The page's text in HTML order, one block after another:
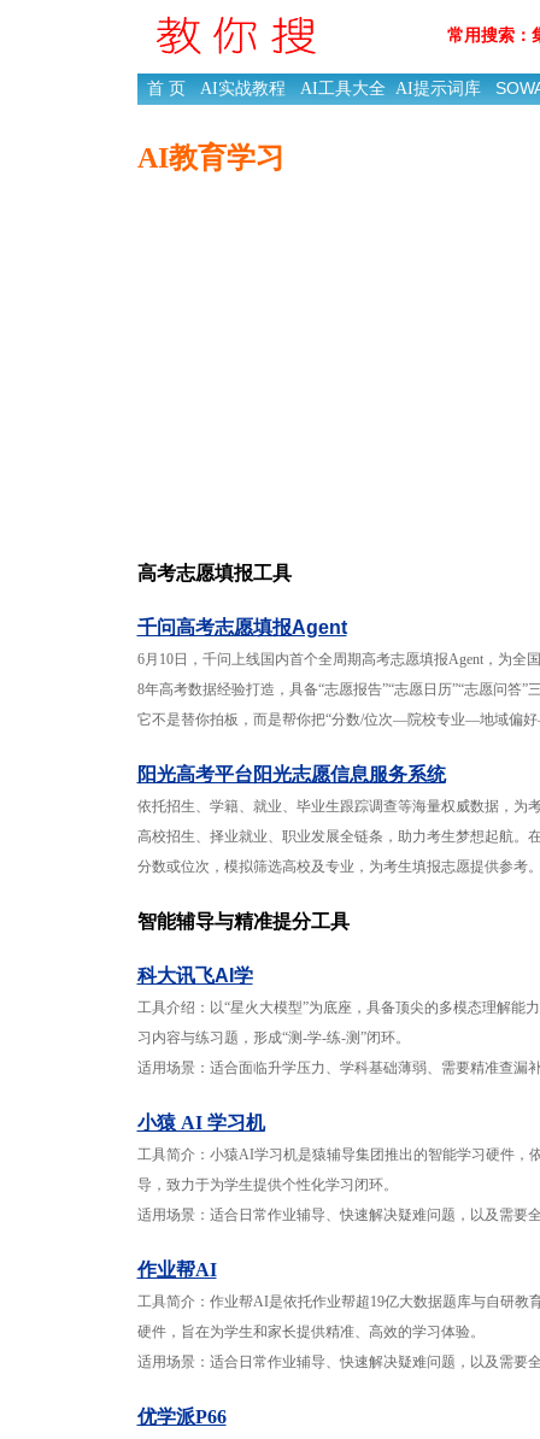
常用搜索：
首 页 AI实战教程 AI工具大全 AI提示词库
AI教育学习
高考志愿填报工具
千问高考志愿填报Agent
6月10日，千问上线国内首个全周期高考志愿填报Agent，为
8年高考数据经验打造，具备“志愿报告”“志愿日历”“志愿问答
它不是替你拍板，而是帮你把“分数/位次—院校专业—地域偏
阳光高考平台阳光志愿信息服务系统
依托招生、学籍、就业、毕业生跟踪调查等海量权威数据，为
高校招生、择业就业、职业发展全链条，助力考生梦想起航。
分数或位次，模拟筛选高校及专业，为考生填报志愿提供参考
智能辅导与精准提分工具
科大讯飞AI学
工具介绍：以“星火大模型”为底座，具备顶尖的多模态理解能
习内容与练习题，形成“测-学-练-测”闭环。
适用场景：适合面临升学压力、学科基础薄弱、需要精准查漏
小猿 AI 学习机
工具简介：小猿AI学习机是猿辅导集团推出的智能学习硬件，
导，致力于为学生提供个性化学习闭环。
适用场景：适合日常作业辅导、快速解决疑难问题，以及需要
作业帮AI
工具简介：作业帮AI是依托作业帮超19亿大数据题库与自研
硬件，旨在为学生和家长提供精准、高效的学习体验。
适用场景： 适合日常作业辅导、快速解决疑难问题，以及需要
优学派P66